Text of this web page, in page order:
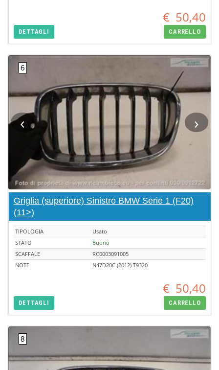
€ 50,40
DETTAGLI CARRELLO
‹ ›
Griglia (superiore) Sinistro BMW Serie 1 (F20)
(11>)
TIPOLOGIA
Usato
STATO
Buono
SCAFFALE
RC0003091005
NOTE
N47D20C (2012) T9320
€ 50,40
DETTAGLI CARRELLO